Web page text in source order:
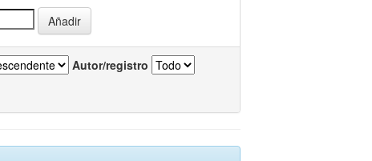
Autor/registro